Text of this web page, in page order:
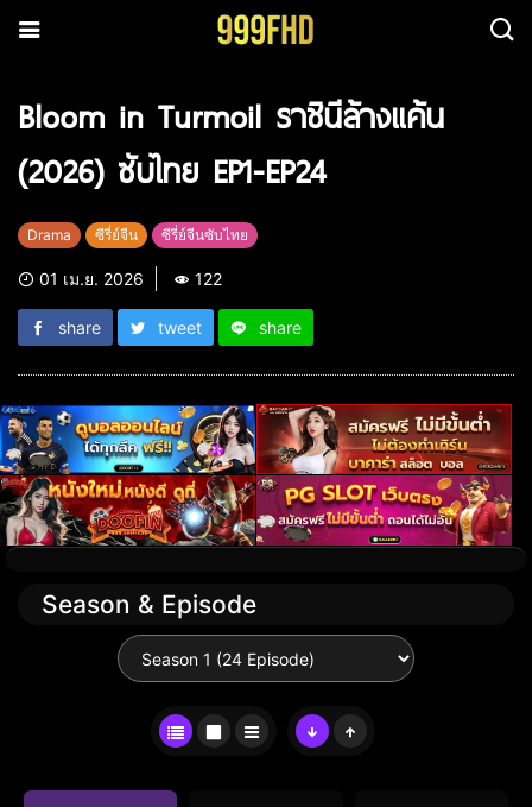
Bloom in Turmoil ราชินีล้างแค้น
(2026) ซับไทย EP1-EP24
Drama ซีรี่ย์จีน ซีรี่ย์จีนซับไทย
01 เม.ย. 2026 122
share tweet share
Season & Episode